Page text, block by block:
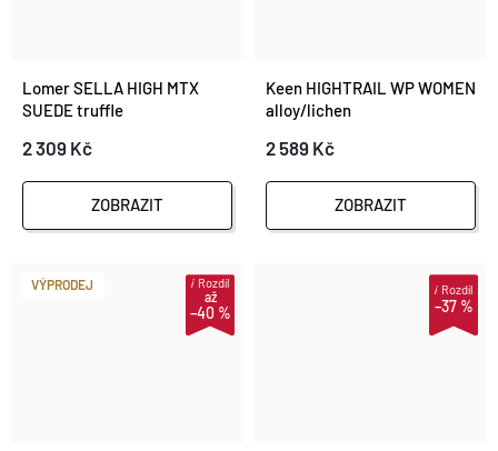
Lomer SELLA HIGH MTX
SUEDE truffle
2 309 Kč
ZOBRAZIT
Keen HIGHTRAIL WP WOMEN
alloy/lichen
2 589 Kč
ZOBRAZIT
VÝPRODEJ
až
–40 %
iRozdíl
–37 %
iRozdíl